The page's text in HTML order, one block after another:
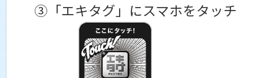
③「エキタグ」にスマホをタッチ